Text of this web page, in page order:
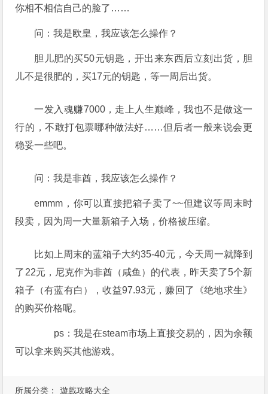
所属分类： 遊戲攻略大全
你相不相信自己的脸了……
问：我是欧皇，我应该怎么操作？
胆儿肥的买50元钥匙，开出来东西后立刻出货，胆
儿不是很肥的，买17元的钥匙，等一周后出货。
一发入魂赚7000，走上人生巅峰，我也不是做这一
行的，不敢打包票哪种做法好……但后者一般来说会更
稳妥一些吧。
问：我是非酋，我应该怎么操作？
emmm，你可以直接把箱子卖了~~但建议等周末时
段卖，因为周一大量新箱子入场，价格被压缩。
比如上周末的蓝箱子大约35-40元，今天周一就降到
了22元，尼克作为非酋（咸鱼）的代表，昨天卖了5个新
箱子（有蓝有白），收益97.93元，赚回了《绝地求生》
的购买价格呢。
ps：我是在steam市场上直接交易的，因为余额
可以拿来购买其他游戏。